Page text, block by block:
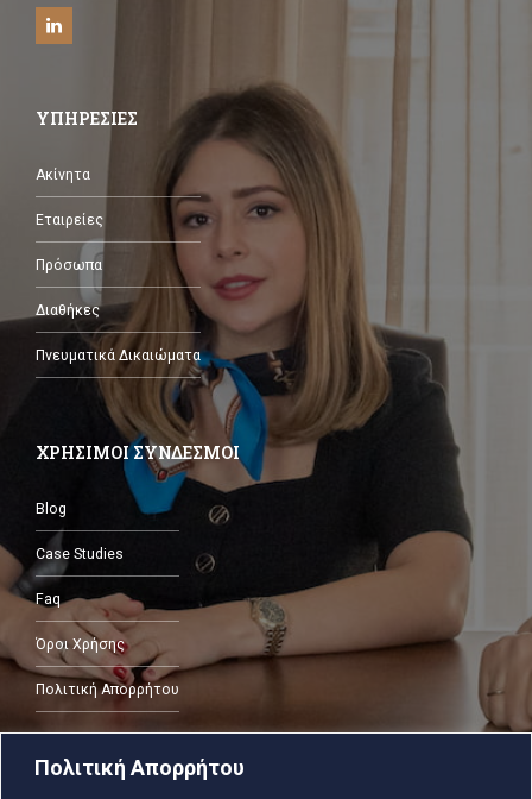
Πολιτική Απορρήτου
ΥΠΗΡΕΣΙΕΣ
Ακίνητα
Εταιρείες
Πρόσωπα
Διαθήκες
Πνευματικά Δικαιώματα
ΧΡΗΣΙΜΟΙ ΣΥΝΔΕΣΜΟΙ
Blog
Case Studies
Faq
Όροι Χρήσης
Πολιτική Απορρήτου
ΕΠΙΚΟΙΝΩΝΙΑ